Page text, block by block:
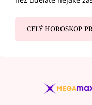
CELÝ HOROSKOP